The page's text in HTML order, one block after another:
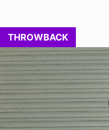
THROWBACK